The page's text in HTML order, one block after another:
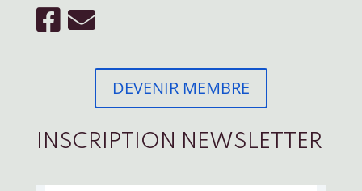
DEVENIR MEMBRE
INSCRIPTION NEWSLETTER